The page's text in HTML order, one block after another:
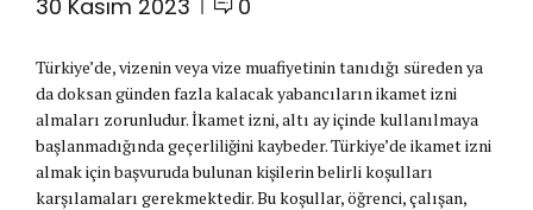
30 Kasım 2023 0
Türkiye’de, vizenin veya vize muafiyetinin tanıdığı süreden ya
da doksan günden fazla kalacak yabancıların ikamet izni
almaları zorunludur. İkamet izni, altı ay içinde kullanılmaya
başlanmadığında geçerliliğini kaybeder. Türkiye’de ikamet izni
almak için başvuruda bulunan kişilerin belirli koşulları
karşılamaları gerekmektedir. Bu koşullar, öğrenci, çalışan,